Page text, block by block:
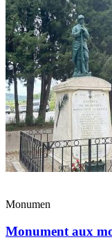
Monumen
Monument aux